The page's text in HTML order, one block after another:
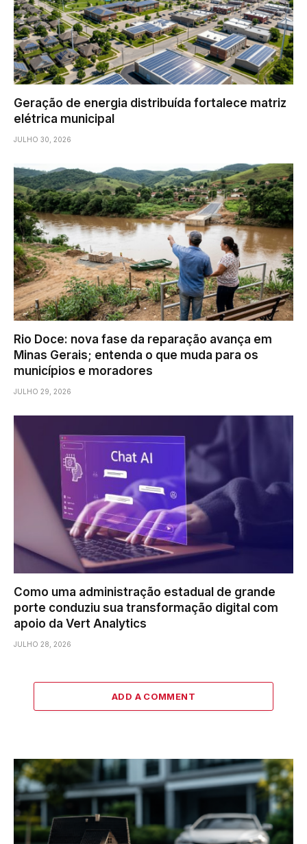
Geração de energia distribuída fortalece matriz
elétrica municipal
JULHO 30, 2026
Rio Doce: nova fase da reparação avança em
Minas Gerais; entenda o que muda para os
municípios e moradores
JULHO 29, 2026
Como uma administração estadual de grande
porte conduziu sua transformação digital com
apoio da Vert Analytics
JULHO 28, 2026
ADD A COMMENT